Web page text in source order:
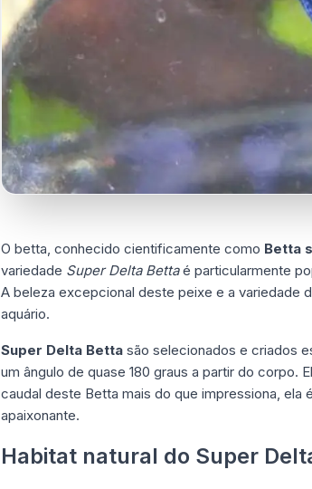
O betta, conhecido cientificamente como Betta
variedade Super Delta Bettaé particularmente
A beleza excepcional deste peixe e a variedade
aquário.
Super Delta Betta são selecionados e criados
um ângulo de quase 180 graus a partir do corpo.
caudal deste Betta mais do que impressiona,
apaixonante.
Habitat natural do Super